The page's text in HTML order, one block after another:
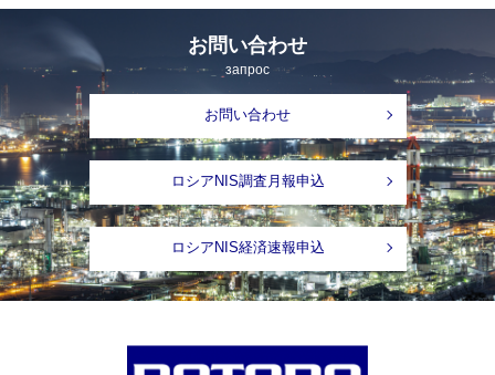
お問い合わせ
запрос
お問い合わせ
ロシアNIS調査月報申込
ロシアNIS経済速報申込